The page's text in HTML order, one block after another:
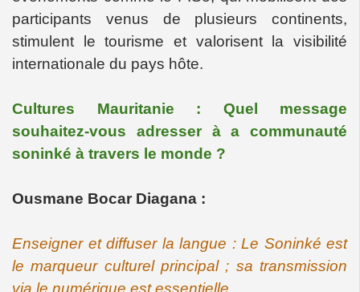
participants venus de plusieurs continents,
stimulent le tourisme et valorisent la visibilité
internationale du pays hôte.
Cultures Mauritanie : Quel message
souhaitez-vous adresser àa communauté
soninké à travers le monde ?
Ousmane Bocar Diagana :
Enseigner et diffuser la langue : Le Soninké est
le marqueur culturel principal ; sa transmission
via le numérique est essentielle.